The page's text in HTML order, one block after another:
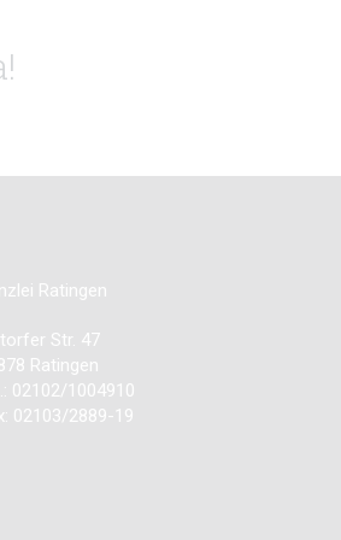
Ratingen
Str. 47
Ratingen
02102/1004910
02103/2889-19